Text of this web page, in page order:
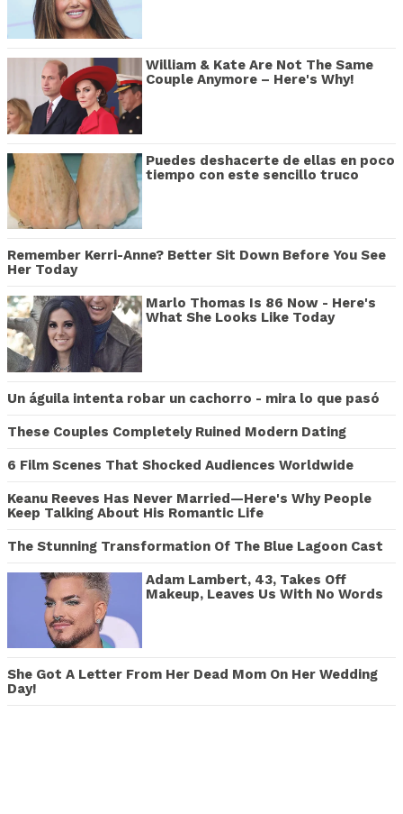
William & Kate Are Not The Same
Couple Anymore – Here's Why!
Puedes deshacerte de ellas en poco
tiempo con este sencillo truco
Remember Kerri-Anne? Better Sit Down Before You See
Her Today
Marlo Thomas Is 86 Now - Here's
What She Looks Like Today
Un águila intenta robar un cachorro - mira lo que pasó
These Couples Completely Ruined Modern Dating
6 Film Scenes That Shocked Audiences Worldwide
Keanu Reeves Has Never Married—Here's Why People
Keep Talking About His Romantic Life
The Stunning Transformation Of The Blue Lagoon Cast
Adam Lambert, 43, Takes Off
Makeup, Leaves Us With No Words
She Got A Letter From Her Dead Mom On Her Wedding
Day!